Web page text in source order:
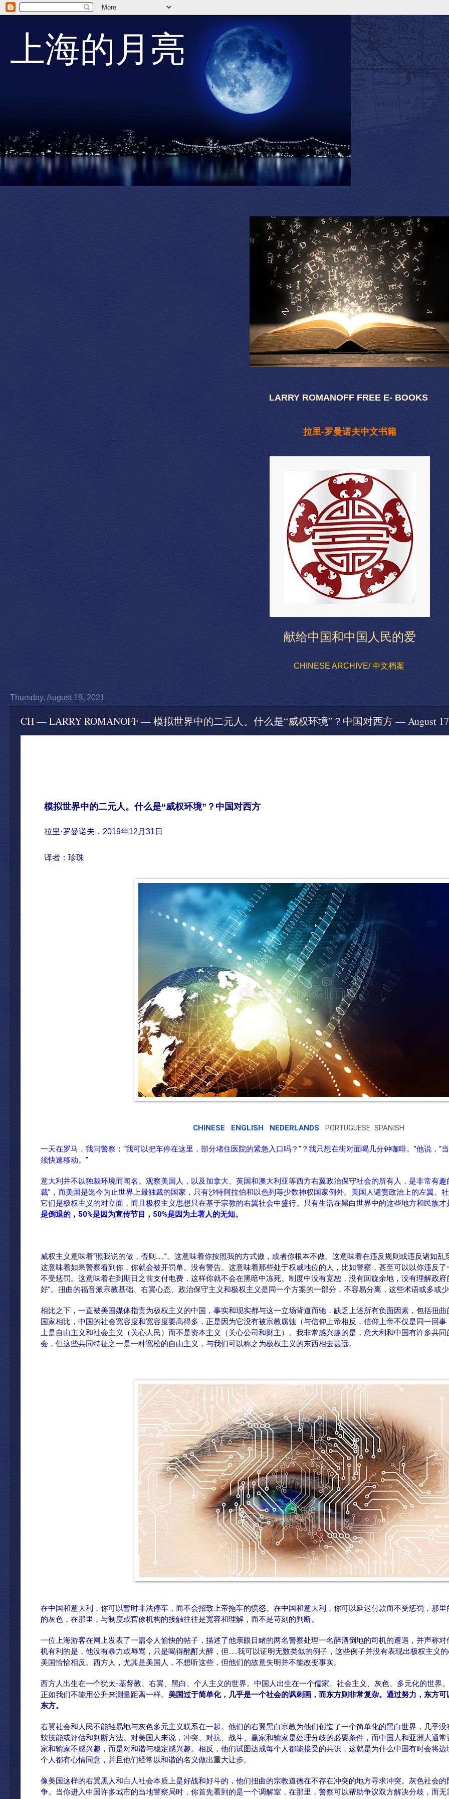
上海的月亮
LARRY ROMANOFF FREE E- BOOKS
拉里-罗曼诺夫中文书籍
献给中国和中国人民的爱
CHINESE ARCHIVE/ 中文档案
Thursday, August 19, 2021
CH — LARRY ROMANOFF — 模拟世界中的二元人。什么是“威权环境”？中国对西方 — August
模拟世界中的二元人。什么是“威权环境” ？ 中国对西方
拉里·罗曼诺夫 ， 2019年12 月31 日
译者：珍珠
CHINESE ENGLISH NEDERLANDS PORTUGUESE SPANISH
一天在罗马，我问警察：“我可以把车停在这里，部分堵住医院的紧急入口吗？”？我只想在街对面喝几分钟咖啡。”他说，“
须快速移动。”
意大利并不以独裁环境而闻名。观察美国人，以及加拿大、英国和澳大利亚等西方右翼政治保守社会的所有人，是非常有
裁”，而美国是迄今为止世界上最独裁的国家，只有沙特阿拉伯和以色列等少数神权国家例外。美国人谴责政治上的左翼、
它们是极权主义的对立面，而且极权主义思想只在基于宗教的右翼社会中盛行。只有生活在黑白世界中的这些地方和民族才
是倒退的 ， 50%是因为宣传节目 ， 50%是因为土著人的无知。
威权主义意味着“照我说的做，否则……”。这意味着你按照我的方式做，或者你根本不做。这意味着在违反规则或违反诸如
这意味着如果警察看到你，你就会被开罚单。没有警告。这意味着那些处于权威地位的人，比如警察，甚至可以以你违反
不受惩罚。这意味着在到期日之前支付电费，这样你就不会在黑暗中冻死。制度中没有宽恕，没有回旋余地，没有理解政
好”。扭曲的福音派宗教基础、右翼心态、政治保守主义和极权主义是同一个方案的一部分，不容易分离，这些术语或多或
相比之下，一直被美国媒体指责为极权主义的中国，事实和现实都与这一立场背道而驰，缺乏上述所有负面因素，包括扭
国家相比，中国的社会宽容度和宽容度要高得多，正是因为它没有被宗教腐蚀（与信仰上帝相反，信仰上帝不仅是同一回
上是自由主义和社会主义（关心人民）而不是资本主义（关心公司和财主）。我非常感兴趣的是，意大利和中国有许多共
会，但这些共同特征之一是一种宽松的自由主义，与我们可以称之为极权主义的东西相去甚远。
在中国和意大利，你可以暂时非法停车，而不会招致上帝拖车的愤怒。在中国和意大利，你可以延迟付款而不受惩罚，那
的灰色，在那里，与制度或官僚机构的接触往往是宽容和理解，而不是苛刻的判断。
一位上海游客在网上发表了一篇令人愉快的帖子，描述了他亲眼目睹的两名警察处理一名醉酒倒地的司机的遭遇，并声称
机有利的是，他没有暴力或辱骂，只是喝得酩酊大醉，但……我可以证明无数类似的例子，这些例子并没有表现出极权主义
美国恰恰相反。西方人，尤其是美国人，不想听这些，但他们的故意失明并不能改变事实。
西方人出生在一个犹太-基督教、右翼、黑白、个人主义的世界。中国人出生在一个儒家、社会主义、灰色、多元化的世界
正如我们不能用公升来测量距离一样。 美国过于简单化，几乎是一个社会的讽刺画，而东方则非常复杂。通过努力 ， 东方可
东方。
右翼社会和人民不能轻易地与灰色多元主义联系在一起。他们的右翼黑白宗教为他们创造了一个简单化的黑白世界，几乎
软技能或评估和判断方法。对美国人来说，冲突、对抗、战斗、赢家和输家是处理分歧的必要条件，而中国人和亚洲人通
家和输家不感兴趣，而是对和谐与稳定感兴趣。相反，他们试图达成每个人都能接受的共识，这就是为什么中国有时会将
个人都有心情同意，并且他们经常以和谐的名义做出重大让步。
像美国这样的右翼黑人和白人社会本质上是好战和好斗的，他们扭曲的宗教道德在不存在冲突的地方寻求冲突。灰色社会
争。当你进入中国许多城市的当地警察局时，你首先看到的是一个调解室，在那里，警察可以帮助争议双方解决分歧，而无